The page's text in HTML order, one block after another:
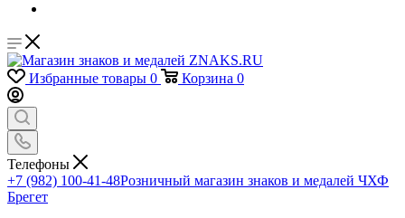
Избранные товары 0 Корзина 0
Телефоны
+7 (982) 100-41-48Розничный магазин знаков и медалей ЧХФ
Брегет